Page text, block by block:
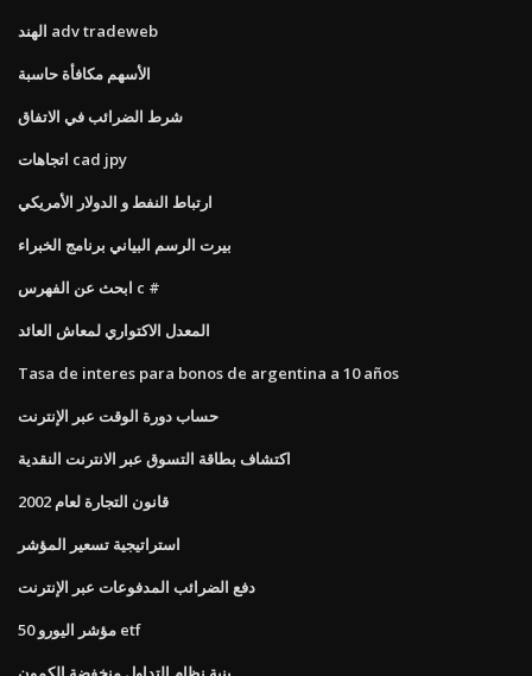
الهند adv tradeweb
الأسهم مكافأة حاسبة
شرط الضرائب في الاتفاق
اتجاهات cad jpy
ارتباط النفط و الدولار الأمريكي
بيرت الرسم البياني برنامج الخبراء
ابحث عن الفهرس c #
المعدل الاكتواري لمعاش العائد
Tasa de interes para bonos de argentina a 10 años
حساب دورة الوقت عبر الإنترنت
اكتشاف بطاقة التسوق عبر الانترنت النقدية
قانون التجارة لعام 2002
استراتيجية تسعير المؤشر
دفع الضرائب المدفوعات عبر الإنترنت
مؤشر اليورو 50 etf